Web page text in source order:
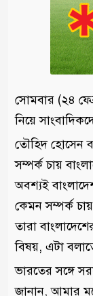
সোমবার (২৪
নিয়ে
তৌহিদ হোসেন
সম্পর্ক চায়
অবশ্যই
কেমন সম্পর্ক
তারা
বিষয়, এটা
ভারতের সঙ্গে
জানান, আমার